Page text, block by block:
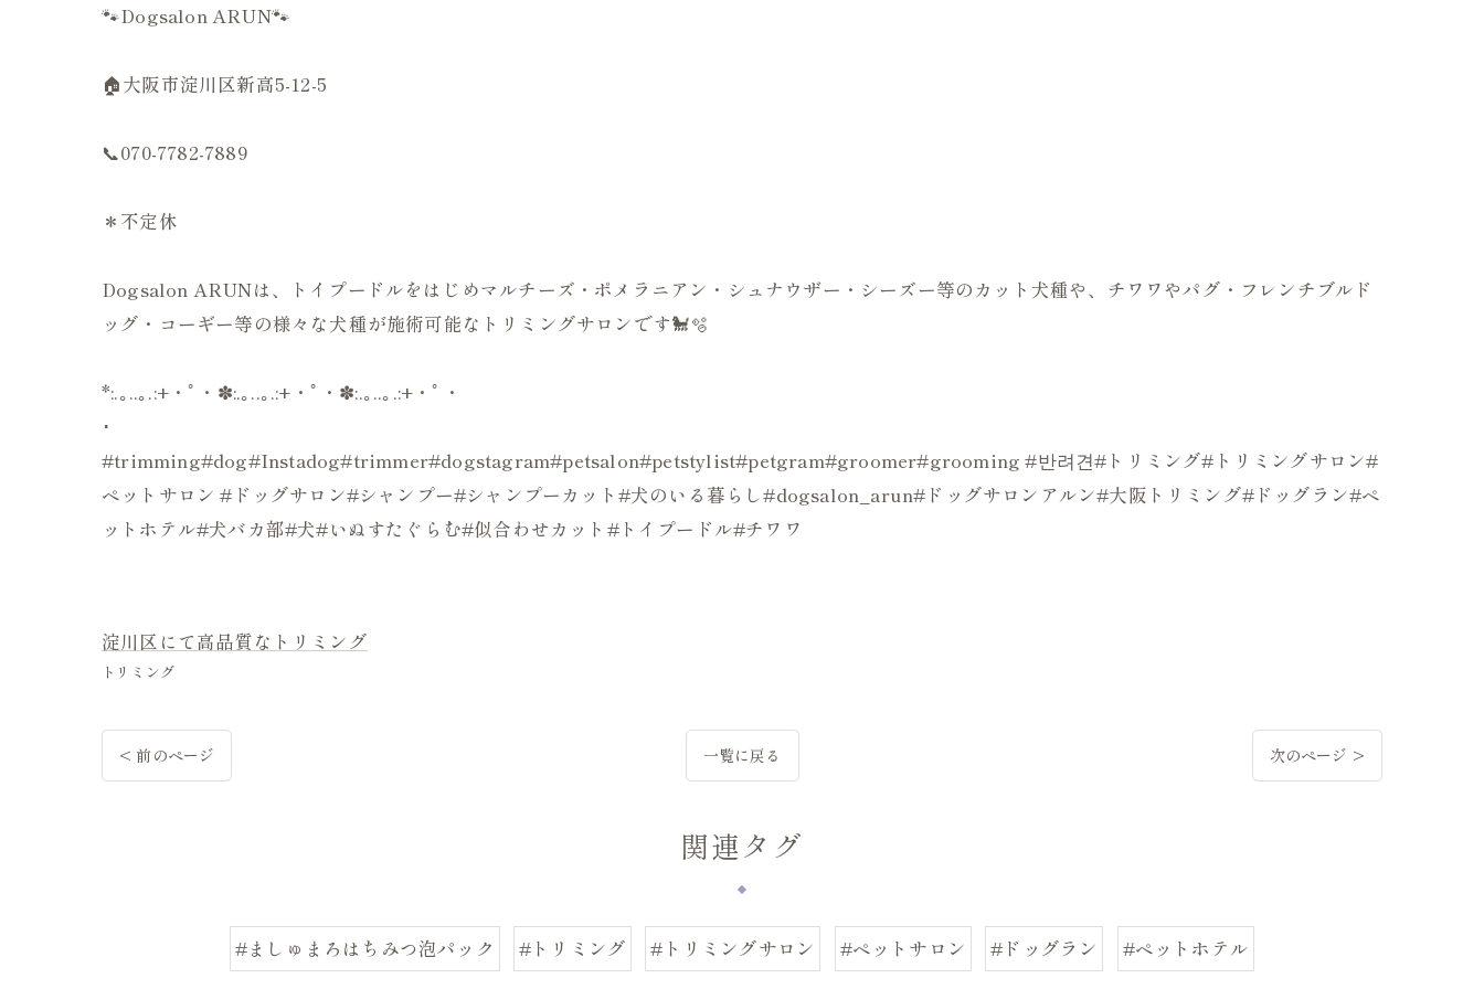
🐾Dogsalon ARUN🐾
🏠大阪市淀川区新高5-12-5
📞070-7782-7889
＊不定休
Dogsalon ARUNは、トイプードルをはじめマルチーズ・ポメラニアン・シュナウザー・シーズー等のカット犬種や、チワワやパグ・フレンチブルド
ッグ・コーギー等の様々な犬種が施術可能なトリミングサロンです🐩🫧
*:.｡..｡.:+・ﾟ・✽:.｡..｡.:+・ﾟ・✽:.｡..｡.:+・ﾟ・
･
#trimming#dog#Instadog#trimmer#dogstagram#petsalon#petstylist#petgram#groomer#grooming #반려견#トリミング#トリミングサロン#
ペットサロン #ドッグサロン#シャンプー#シャンプーカット#犬のいる暮らし#dogsalon_arun#ドッグサロンアルン#大阪トリミング#ドッグラン#ペ
ットホテル#犬バカ部#犬#いぬすたぐらむ#似合わせカット#トイプードル#チワワ
淀川区にて高品質なトリミング
トリミング
< 前のページ 一覧に戻る 次のページ >
関連タグ
#ましゅまろはちみつ泡パック #トリミング #トリミングサロン #ペットサロン #ドッグラン #ペットホテル